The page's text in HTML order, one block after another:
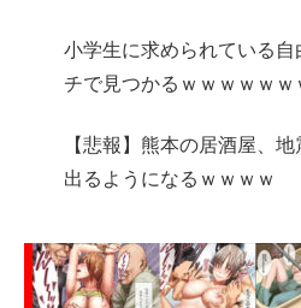
小学生に求められている
チで見つかるｗｗｗｗｗｗ
【悲報】熊本の居酒屋、
出るようになるｗｗｗｗ